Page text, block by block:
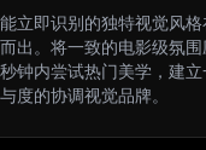
立即识别的独特视觉风
出。将一致的电影级氛
钟内尝试热门美学，建
度的协调视觉品牌。